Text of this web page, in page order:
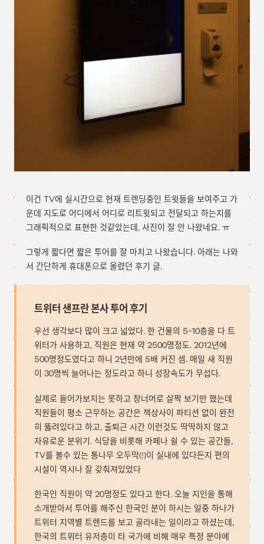
이건 TV에 실시간으로 현재 트렌딩중인 트윗들을 보여주고 가
운데 지도로 어디에서 어디로 리트윗되고 전달되고 하는지를
그래픽적으로 표현한 것같았는데, 사진이 잘 안 나왔네요. ㅠ
그렇게 짧다면 짧은 투어를 잘 마치고 나왔습니다. 아래는 나와
서 간단하게 휴대폰으로 올렸던 후기 글.
트위터 샌프란 본사 투어 후기
우선 생각보다 많이 크고 넓었다. 한 건물의 5~10층을 다 트
위터가 사용하고, 직원은 현재 약 2500명정도. 2012년에
500명정도였다고 하니 2년만에 5배 커진 셈. 매일 새 직원
이 30명씩 늘어나는 정도라고 하니 성장속도가 무섭다.
실제로 들어가보지는 못하고 창너머로 살짝 보기만 했는데
직원들이 평소 근무하는 공간은 책상사이 파티션 없이 완전
히 뚫려있다고 하고, 출퇴근 시간 이런것도 딱딱하지 않고
자유로운 분위기. 식당을 비롯해 카페나 쉴 수 있는 공간들,
TV를 볼수 있는 통나무 오두막(!)이 실내에 있다든지 편의
시설이 역시나 잘 갖춰져있었다
한국인 직원이 약 20명정도 있다고 한다. 오늘 지인을 통해
소개받아서 투어를 해주신 한국인 분이 하시는 일중 하나가
트위터 지역별 트렌드를 보고 골라내는 일이라고 하셨는데,
한국의 트위터 유저층이 타 국가에 비해 매우 특정 분야에